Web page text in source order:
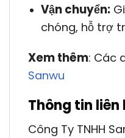
Vận chuyển:
chóng, hỗ trợ
Xem thêm: Các
Sanwu
Thông tin liên
Công Ty TNHH